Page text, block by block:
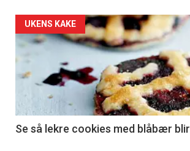
Forsiden
akkurat
nå
2
UKENS KAKE
Se så lekre cookies med blåbær blir